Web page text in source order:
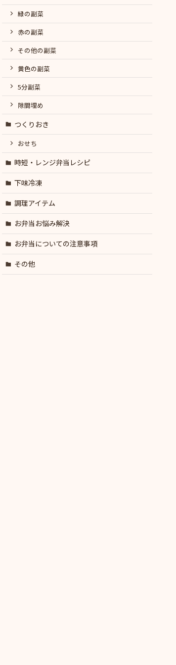
緑の副菜
赤の副菜
その他の副菜
黄色の副菜
5分副菜
隙間埋め
つくりおき
おせち
時短・レンジ弁当レシピ
下味冷凍
調理アイテム
お弁当お悩み解決
お弁当についての注意事項
その他